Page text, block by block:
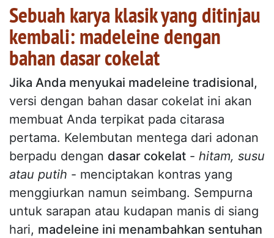
Sebuah karya klasik yang ditinjau
kembali: madeleine dengan
bahan dasar cokelat
Jika Anda menyukai madeleine tradisional,
versi dengan bahan dasar cokelat ini akan
membuat Anda terpikat pada citarasa
pertama. Kelembutan mentega dari adonan
berpadu dengan dasar cokelat - hitam, susu
atau putih - menciptakan kontras yang
menggiurkan namun seimbang. Sempurna
untuk sarapan atau kudapan manis di siang
hari, madeleine ini menambahkan sentuhan